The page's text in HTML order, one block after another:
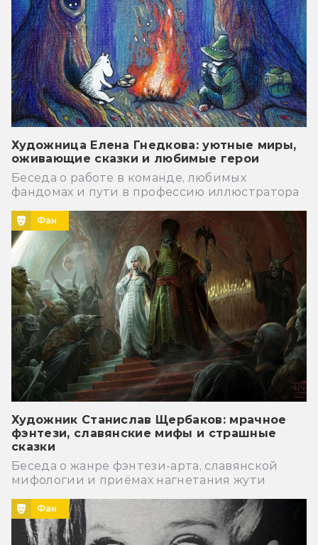
Художница Елена Гнедкова: уютные миры,
оживающие сказки и любимые герои
Беседа о работе в команде, любимых
фандомах и пути в профессию иллюстратора
Фан
Художник Станислав Щербаков: мрачное
фэнтези, славянские мифы и страшные
сказки
Беседа о жанре фэнтези-арта, славянской
мифологии и приёмах нагнетания жути
Фан